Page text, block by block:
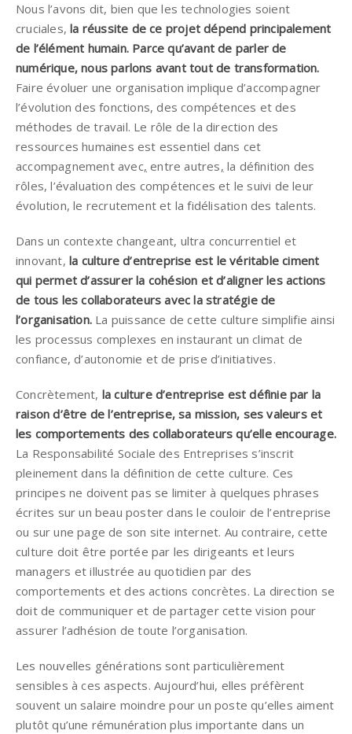
Nous l’avons dit, bien que les technologies soient
cruciales,la réussite de ce projet dépend principalement
de l’élément humain. Parce qu’avant de parler de
numérique, nous parlons avant tout de transformation.
Faire évoluer une organisation implique d’accompagner
l’évolution des fonctions, des compétences et des
méthodes de travail. Le rôle de la direction des
ressources humaines est essentiel dans cet
accompagnement avec, entre autres, la définition des
rôles, l’évaluation des compétences et le suivi de leur
évolution, le recrutement et la fidélisation des talents.
Dans un contexte changeant, ultra concurrentiel et
innovant, la culture d’entreprise est le véritable ciment
qui permet d’assurer la cohésion et d’aligner les actions
de tous les collaborateurs avec la stratégie de
l’organisation. La puissance de cette culture simplifie ainsi
les processus complexes en instaurant un climat de
confiance, d’autonomie et de prise d’initiatives.
Concrètement, la culture d’entreprise est définie par la
raison d’être de l’entreprise, sa mission, ses valeurs et
les comportements des collaborateurs qu’elle encourage.
La Responsabilité Sociale des Entreprises s’inscrit
pleinement dans la définition de cette culture. Ces
principes ne doivent pas se limiter à quelques phrases
écrites sur un beau poster dans le couloir de l’entreprise
ou sur une page de son site internet. Au contraire, cette
culture doit être portée par les dirigeants et leurs
managers et illustrée au quotidien par des
comportements et des actions concrètes. La direction se
doit de communiquer et de partager cette vision pour
assurer l’adhésion de toute l’organisation.
Les nouvelles générations sont particulièrement
sensibles à ces aspects. Aujourd’hui, elles préfèrent
souvent un salaire moindre pour un poste qu’elles aiment
plutôt qu’une rémunération plus importante dans un